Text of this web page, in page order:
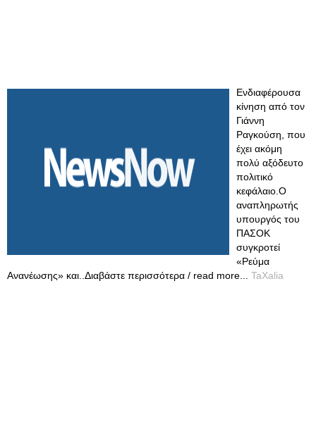
Ενδιαφέρουσα
κίνηση από τον
Γιάννη
Ραγκούση, που
έχει ακόμη
πολύ αξόδευτο
πολιτικό
κεφάλαιο.Ο
αναπληρωτής
υπουργός του
ΠΑΣΟΚ
συγκροτεί
«Ρεύμα
Ανανέωσης» και..Διαβάστε περισσότερα / read more... TaXalia